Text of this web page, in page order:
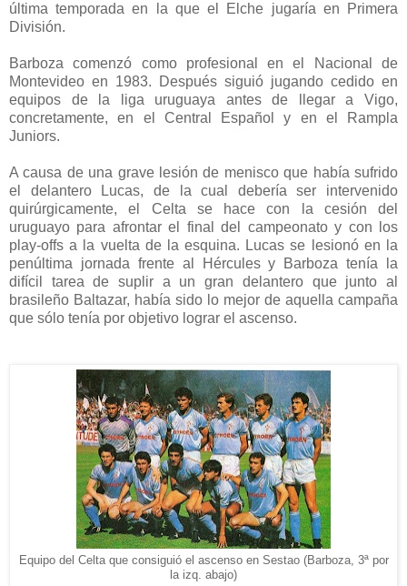
última temporada en la que el Elche jugaría en Primera
División.
Barboza comenzó como profesional en el Nacional de
Montevideo en 1983. Después siguió jugando cedido en
equipos de la liga uruguaya antes de llegar a Vigo,
concretamente, en el Central Español y en el Rampla
Juniors.
A causa de una grave lesión de menisco que había sufrido
el delantero Lucas, de la cual debería ser intervenido
quirúrgicamente, el Celta se hace con la cesión del
uruguayo para afrontar el final del campeonato y con los
play-offs a la vuelta de la esquina. Lucas se lesionó en la
penúltima jornada frente al Hércules y Barboza tenía la
difícil tarea de suplir a un gran delantero que junto al
brasileño Baltazar, había sido lo mejor de aquella campaña
que sólo tenía por objetivo lograr el ascenso.
Equipo del Celta que consiguió el ascenso en Sestao (Barboza, 3ª por
la izq. abajo)